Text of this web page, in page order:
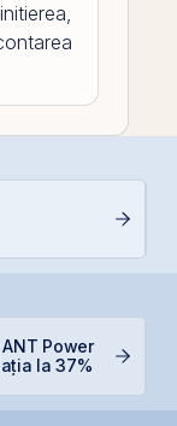
Power
la 37%